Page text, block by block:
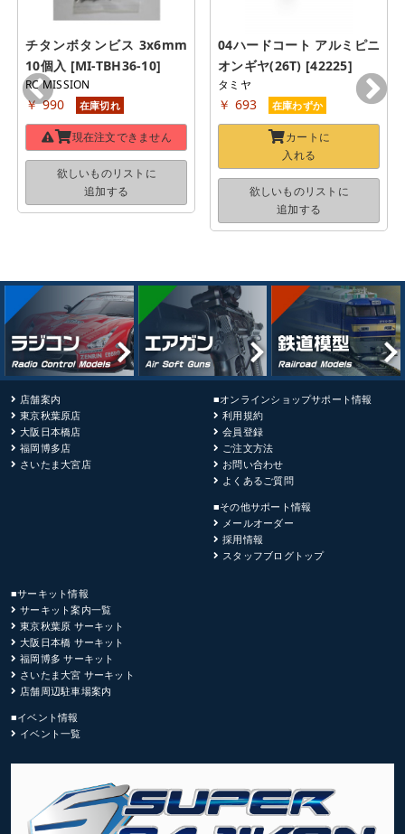
チタンボタンビス 3x6mm
10個入 [MI-TBH36-10]
RC MISSION
￥ 990 在庫切れ
現在注文できません
欲しいものリストに
追加する
04ハードコート アルミピニ
オンギヤ(26T) [42225]
タミヤ
￥ 693 在庫わずか
カートに
入れる
欲しいものリストに
追加する
店舗案内
東京秋葉原店
大阪日本橋店
福岡博多店
さいたま大宮店
■オンラインショップサポート情報
利用規約
会員登録
ご注文方法
お問い合わせ
よくあるご質問
■その他サポート情報
メールオーダー
採用情報
スタッフブログトップ
■サーキット情報
サーキット案内一覧
東京秋葉原 サーキット
大阪日本橋 サーキット
福岡博多 サーキット
さいたま大宮 サーキット
店舗周辺駐車場案内
■イベント情報
イベント一覧